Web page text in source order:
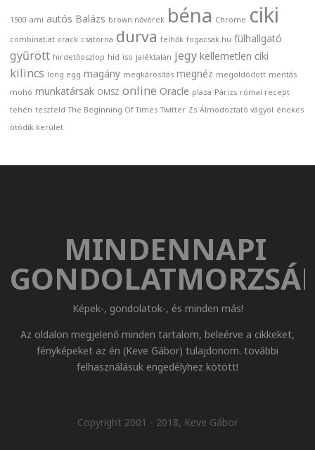
1500 ami autós Balázs brown nővérek béna Chrome ciki
combinat.at crack csatorna durva felhők fogacsak.hu fülhallgató
gyűrött hirdetőoszlop híd iso jaléktalan jegy kellemetlen ciki
kilincs long egg magány megkárosítás megnéz megoldódott mentás
mohó munkatársak OMSZ online Oracle plaza Párizs római recept
tehén teszteld The Beginning Of Times Twitter Zs Álmodoztató vágyol énekes
ötödik kerület
MINDENNAPI
Képek-, gondolatok-, és minden más!
Az oldalon megjelenő minden tartalom, beleérve a cikkeket,
fényképeket az én (Keve Gábor) tulajdonom. további
felhasználásuk engedélyhez kötött!
Copyright 2001 - 2018, Keve Gábor